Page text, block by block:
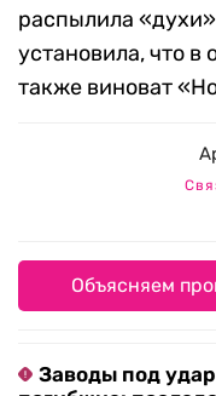
распылила
установила, что в
также виноват
Объясняем
Заводы под